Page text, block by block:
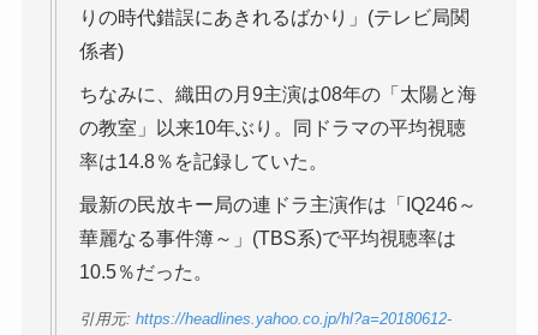
りの時代錯誤にあきれるばかり」(テレビ局関
係者)
ちなみに、織田の月9主演は08年の「太陽と海
の教室」以来10年ぶり。同ドラマの平均視聴
率は14.8％を記録していた。
最新の民放キー局の連ドラ主演作は「IQ246～
華麗なる事件簿～」(TBS系)で平均視聴率は
10.5％だった。
引用元: https://headlines.yahoo.co.jp/hl?a=20180612-